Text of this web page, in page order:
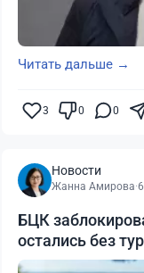
Читать дальше →
3 0 0
Новости
Жанна Амирова·
БЦК
остались без